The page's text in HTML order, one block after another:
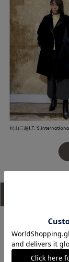
松山三越
衿元から袖口にか
イントのステンカ
シルエットはイン